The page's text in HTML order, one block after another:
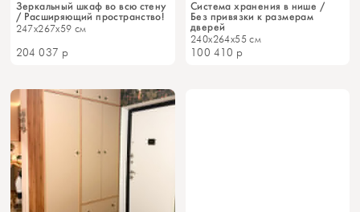
Зеркальный шкаф во всю стену
/ Расширяющий пространство!
247x267x59 см
204 037 р
Система хранения в нише /
Без привязки к размерам
дверей
240x264x55 см
100 410 р